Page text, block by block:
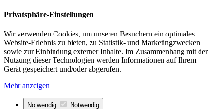
Privatsphäre-Einstellungen
Wir verwenden Cookies, um unseren Besuchern ein optimales
Website-Erlebnis zu bieten, zu Statistik- und Marketingzwecken
sowie zur Einbindung externer Inhalte. Im Zusammenhang mit der
Nutzung dieser Technologien werden Informationen auf Ihrem
Gerät gespeichert und/oder abgerufen.
Mehr anzeigen
Notwendig Notwendig